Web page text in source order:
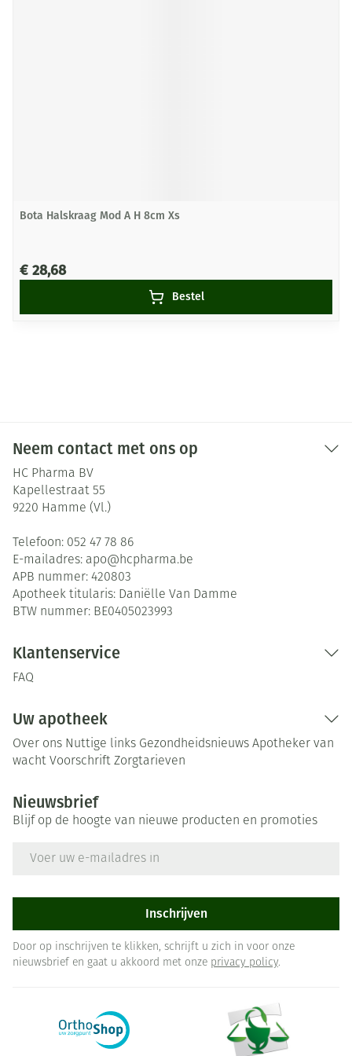
Bota Halskraag Mod A H 8cm Xs
€ 28,68
Bestel
Neem contact met ons op
HC Pharma BV
Kapellestraat 55
9220 Hamme (Vl.)
Telefoon: 052 47 78 86
E-mailadres: apo@hcpharma.be
APB nummer: 420803
Apotheek titularis: Daniëlle Van Damme
BTW nummer: BE0405023993
Klantenservice
FAQ
Uw apotheek
Over ons Nuttige links Gezondheidsnieuws Apotheker van
wacht Voorschrift Zorgtarieven
Nieuwsbrief
Blijf op de hoogte van nieuwe producten en promoties
Inschrijven
Door op inschrijven te klikken, schrijft u zich in voor onze
nieuwsbrief en gaat u akkoord met onze privacy policy.